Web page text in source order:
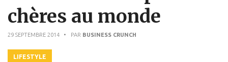
chères au monde
29 SEPTEMBRE 2014 • PAR BUSINESS CRUNCH
LIFESTYLE